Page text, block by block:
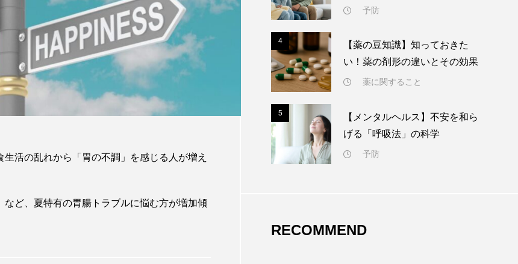
活の乱れから「胃の不調」を感じる人が増え
ど、夏特有の胃腸トラブルに悩む方が増加傾
間の目安
予防
4
【薬の豆知識】知っておきた
い！薬の剤形の違いとその効果
薬に関すること
5
【メンタルヘルス】不安を和ら
げる「呼吸法」の科学
予防
RECOMMEND